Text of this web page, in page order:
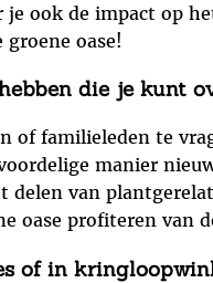
ook de impact op
oase!
die je kunt
of familieleden te
manier
van
profiteren van
of in